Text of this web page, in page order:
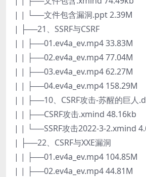
| | └──文件包含漏洞.ppt 2.39M
| ├──21、SSRF与CSRF
| | ├──01.ev4a_ev.mp4 33.83M
| | ├──02.ev4a_ev.mp4 77.04M
| | ├──03.ev4a_ev.mp4 62.27M
| | ├──04.ev4a_ev.mp4 158.29M
| | ├──10、CSRF攻击-苏醒的巨人
| | ├──CSRF攻击.xmind 48.16kb
| | └──SSRF攻击2022-3-2.xmind
| ├──22、CSRF与XXE漏洞
| | ├──01.ev4a_ev.mp4 104.85M
| | ├──02.ev4a_ev.mp4 44.81M